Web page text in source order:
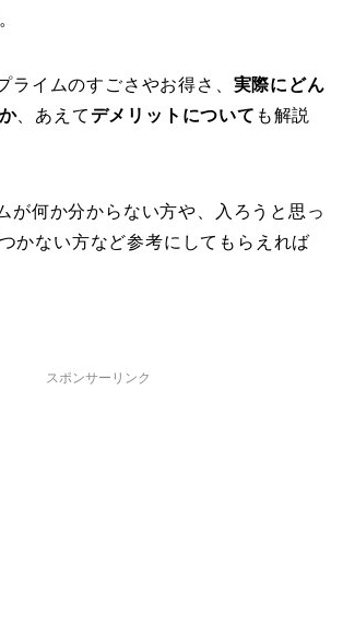
ライムのすごさやお得さ、 実際にどん
、あえて デメリットについて も解説
が何か分からない方や、入ろうと思っ
かない方など参考にしてもらえれば
スポンサーリンク